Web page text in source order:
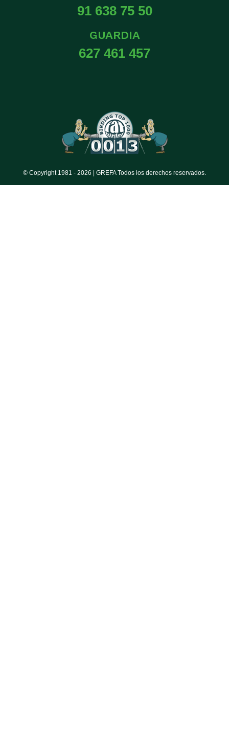
91 638 75 50
GUARDIA
627 461 457
© Copyright 1981 - 2026 | GREFA Todos los derechos reservados.